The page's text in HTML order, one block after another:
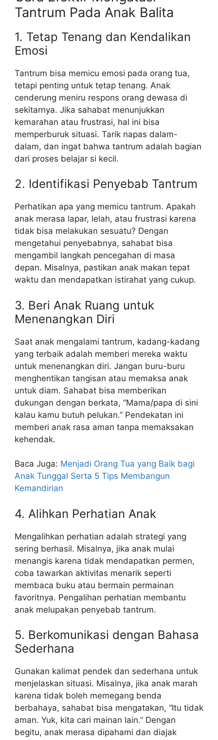
Tantrum Pada Anak Balita
1. Tetap Tenang dan Kendalikan
Emosi
Tantrum bisa memicu emosi pada orang tua,
tetapi penting untuk tetap tenang. Anak
cenderung meniru respons orang dewasa di
sekitarnya. Jika sahabat menunjukkan
kemarahan atau frustrasi, hal ini bisa
memperburuk situasi. Tarik napas dalam-
dalam, dan ingat bahwa tantrum adalah bagian
dari proses belajar si kecil.
2. Identifikasi Penyebab Tantrum
Perhatikan apa yang memicu tantrum. Apakah
anak merasa lapar, lelah, atau frustrasi karena
tidak bisa melakukan sesuatu? Dengan
mengetahui penyebabnya, sahabat bisa
mengambil langkah pencegahan di masa
depan. Misalnya, pastikan anak makan tepat
waktu dan mendapatkan istirahat yang cukup.
3. Beri Anak Ruang untuk
Menenangkan Diri
Saat anak mengalami tantrum, kadang-kadang
yang terbaik adalah memberi mereka waktu
untuk menenangkan diri. Jangan buru-buru
menghentikan tangisan atau memaksa anak
untuk diam. Sahabat bisa memberikan
dukungan dengan berkata, “Mama/papa di sini
kalau kamu butuh pelukan.” Pendekatan ini
memberi anak rasa aman tanpa memaksakan
kehendak.
Baca Juga: Menjadi Orang Tua yang Baik bagi
Anak Tunggal Serta 5 Tips Membangun
Kemandirian
4. Alihkan Perhatian Anak
Mengalihkan perhatian adalah strategi yang
sering berhasil. Misalnya, jika anak mulai
menangis karena tidak mendapatkan permen,
coba tawarkan aktivitas menarik seperti
membaca buku atau bermain permainan
favoritnya. Pengalihan perhatian membantu
anak melupakan penyebab tantrum.
5. Berkomunikasi dengan Bahasa
Sederhana
Gunakan kalimat pendek dan sederhana untuk
menjelaskan situasi. Misalnya, jika anak marah
karena tidak boleh memegang benda
berbahaya, sahabat bisa mengatakan, “Itu tidak
aman. Yuk, kita cari mainan lain.” Dengan
begitu, anak merasa dipahami dan diajak